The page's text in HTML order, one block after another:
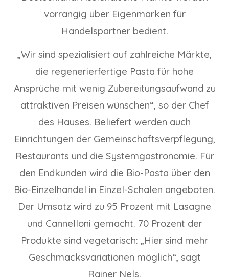
vorrangig über Eigenmarken für
Handelspartner bedient.
„Wir sind spezialisiert auf zahlreiche Märkte,
die regenerierfertige Pasta für hohe
Ansprüche mit wenig Zubereitungsaufwand zu
attraktiven Preisen wünschen“, so der Chef
des Hauses. Beliefert werden auch
Einrichtungen der Gemeinschaftsverpflegung,
Restaurants und die Systemgastronomie. Für
den Endkunden wird die Bio-Pasta über den
Bio-Einzelhandel in Einzel-Schalen angeboten.
Der Umsatz wird zu 95 Prozent mit Lasagne
und Cannelloni gemacht. 70 Prozent der
Produkte sind vegetarisch: „Hier sind mehr
Geschmacksvariationen möglich“, sagt
Rainer Nels.